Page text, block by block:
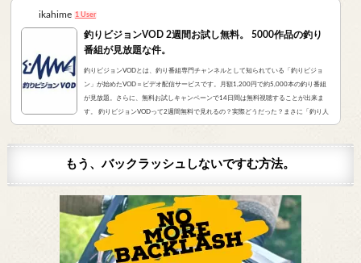
ikahime 1 User
釣りビジョンVOD 2週間お試し無料。 5000作品の釣り
番組が見放題な件。
釣りビジョンVODとは、釣り番組専門チャンネルとして知られている「釣りビジョ
ン」が始めたVOD＝ビデオ配信サービスです。月額1,200円で約5,000本の釣り番組
が見放題。さらに、無料お試しキャンペーンで14日間は無料視聴することが出来ま
す。 釣りビジョンVODって2週間無料で見れるの？実際どうだった？まさに「釣り人
が求めていたVOD」でした。実際にサービスを申し込んだので、レビューをお伝えし
もう、バックラッシュしないですむ方法。